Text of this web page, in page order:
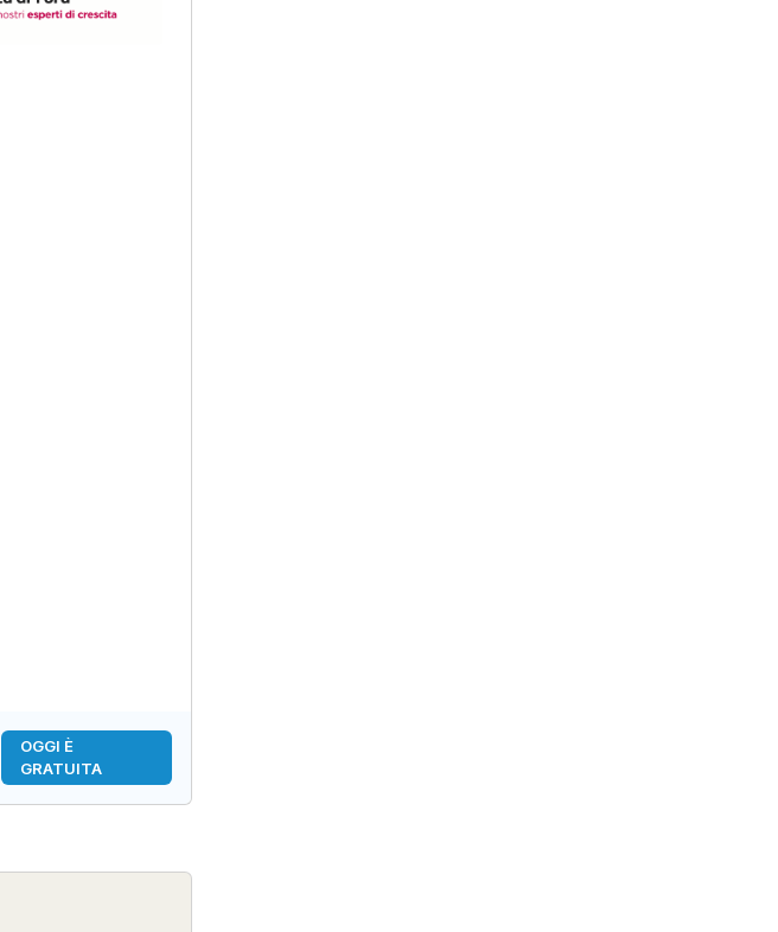
OGGI È
GRATUITA